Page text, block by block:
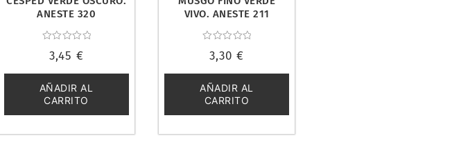
ANESTE 320
con
de
5
3,45 €
AÑADIR AL
CARRITO
VIVO. ANESTE 211
con
de
5
3,30€
AÑADIR AL
CARRITO